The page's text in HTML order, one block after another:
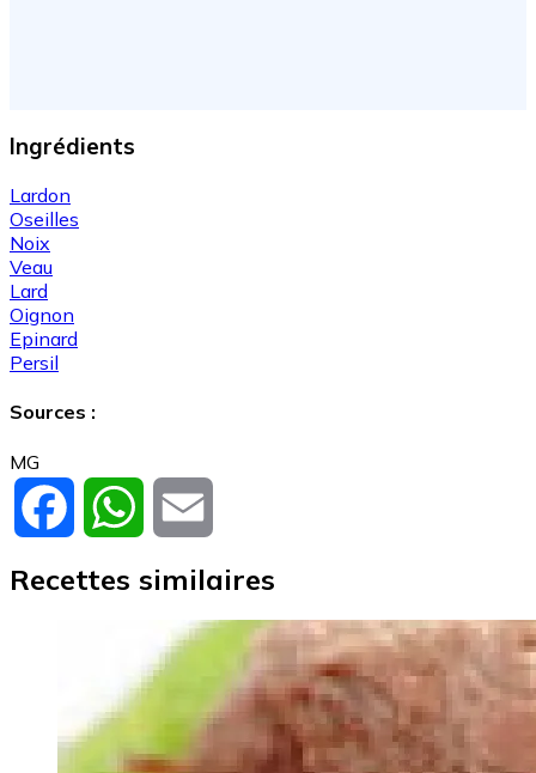
Ingrédients
Lardon
Oseilles
Noix
Veau
Lard
Oignon
Epinard
Persil
Sources :
MG
Facebook WhatsApp
Recettes similaires